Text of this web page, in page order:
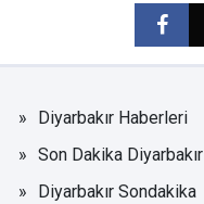
Diyarbakır Haberleri
Son Dakika Diyarbakır
Diyarbakır Sondakika